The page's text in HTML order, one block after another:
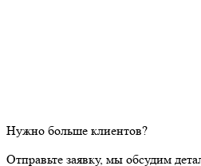
Нужно больше клиентов?
Отправьте заявку, мы обсудим